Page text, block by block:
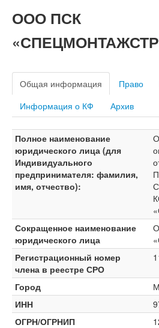
ООО ПСК
Общая информация Право
Информация о КФ
Архив
Полное наименование
юридического лица (для
Индивидуального
предпринимателя: фамилия,
имя, отчество):
Сокращенное наименование
юридического лица
Регистрационный номер
члена в реестре СРО
Город
ИНН
ОГРН/ОГРНИП